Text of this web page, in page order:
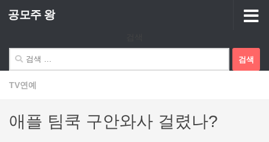
Skip to content
공모주 왕
색:
TV연예
애플 팀쿡 구안와사 걸렸나?